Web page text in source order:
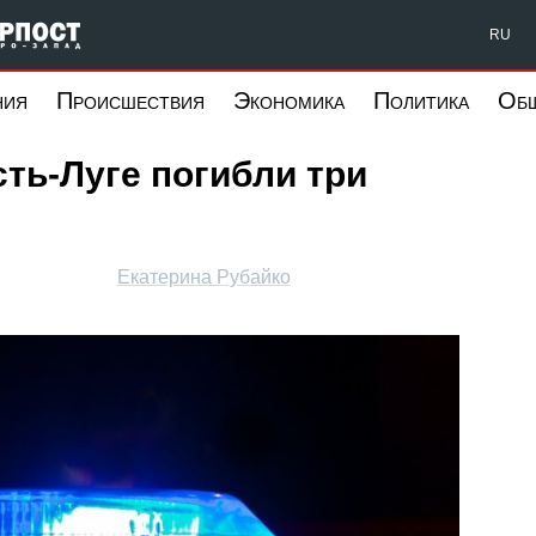
Форпост Северо-Запад RU
Происшествия Экономика Политика
Луге погибли три
Екатерина Рубайко